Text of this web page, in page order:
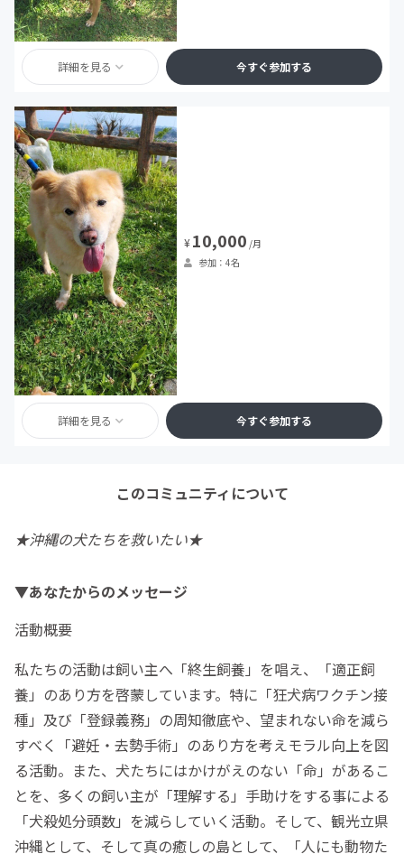
詳細を見る 今すぐ参加する
¥10,000 /月
参加：4名
詳細を見る 今すぐ参加する
このコミュニティについて
★沖縄の犬たちを救いたい★
▼あなたからのメッセージ
活動概要
私たちの活動は飼い主へ「終生飼養」を唱え、「適正飼
養」のあり方を啓蒙しています。特に「狂犬病ワクチン接
種」及び「登録義務」の周知徹底や、望まれない命を減ら
すべく「避妊・去勢手術」のあり方を考えモラル向上を図
る活動。また、犬たちにはかけがえのない「命」があるこ
とを、多くの飼い主が「理解する」手助けをする事による
「犬殺処分頭数」を減らしていく活動。そして、観光立県
沖縄として、そして真の癒しの島として、「人にも動物た